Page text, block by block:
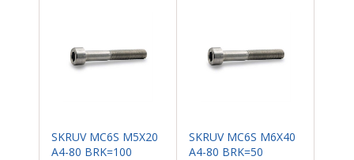
SKRUV MC6S M5X20
A4-80 BRK=100
SKRUV MC6S M6X40
A4-80 BRK=50